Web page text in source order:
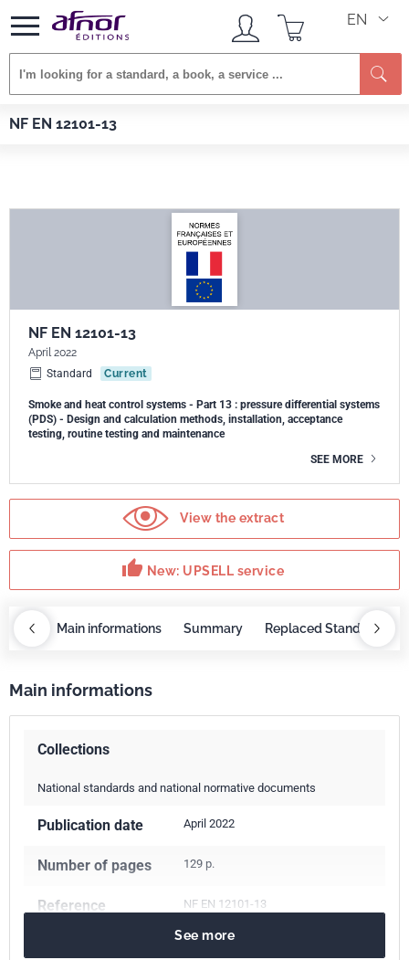
EN
NF EN 12101-13
Afnor EDITIONS Standards
NF EN 12101-13
April 2022
Standard
Current
Smoke and heat control systems - Part 13 : pressure differential systems
(PDS) - Design and calculation methods, installation, acceptance
testing, routine testing and maintenance
SEE MORE
View the extract
thumb_up New: UPSELL service
Main informations Summary Replaced Standards
Main informations
Collections
National standards and national normative documents
Publication date April 2022
Number of pages 129 p.
Reference NF EN 12101-13
13.220.20
See more